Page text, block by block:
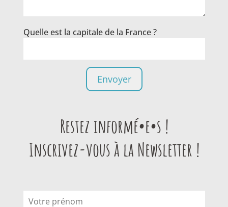
Quelle est la capitale de la France ?
Restez informé•e•s !
Inscrivez-vous à la Newsletter !